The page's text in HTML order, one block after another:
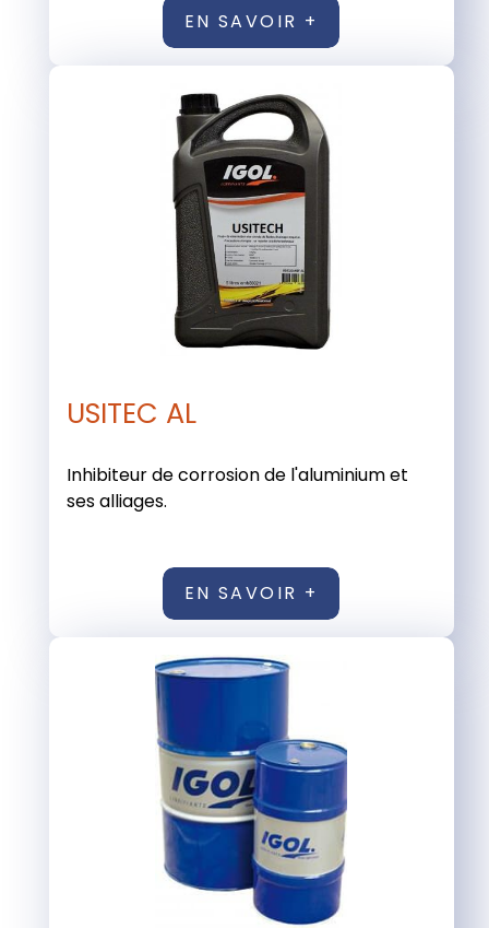
EN SAVOIR +
USITEC AL
Inhibiteur de corrosion de l'aluminium et
ses alliages.
EN SAVOIR +